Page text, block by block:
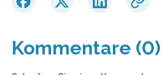
Kommentare (0)